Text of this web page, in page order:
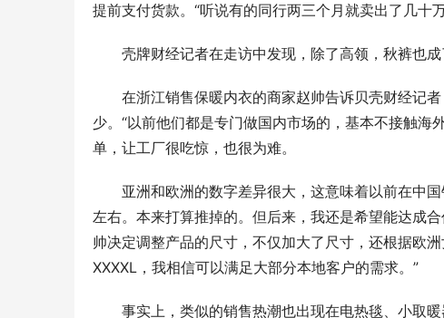
提前支付货款。“听说有的同行两三个月就卖出了几十
壳牌财经记者在走访中发现，除了高领，秋裤也成
在浙江销售保暖内衣的商家赵帅告诉贝壳财经记
少。“以前他们都是专门做国内市场的，基本不接触
单，让工厂很吃惊，也很为难。
亚洲和欧洲的数字差异很大，这意味着以前在中
左右。本来打算推掉的。但后来，我还是希望能达成
帅决定调整产品的尺寸，不仅加大了尺寸，还根据欧
XXXXL，我相信可以满足大部分本地客户的需求。”
事实上，类似的销售热潮也出现在电热毯、小取